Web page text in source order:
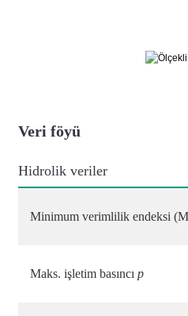
Veri föyü
Hidrolik veriler
Minimum verimlilik endeksi
Maks. işletim basıncı p